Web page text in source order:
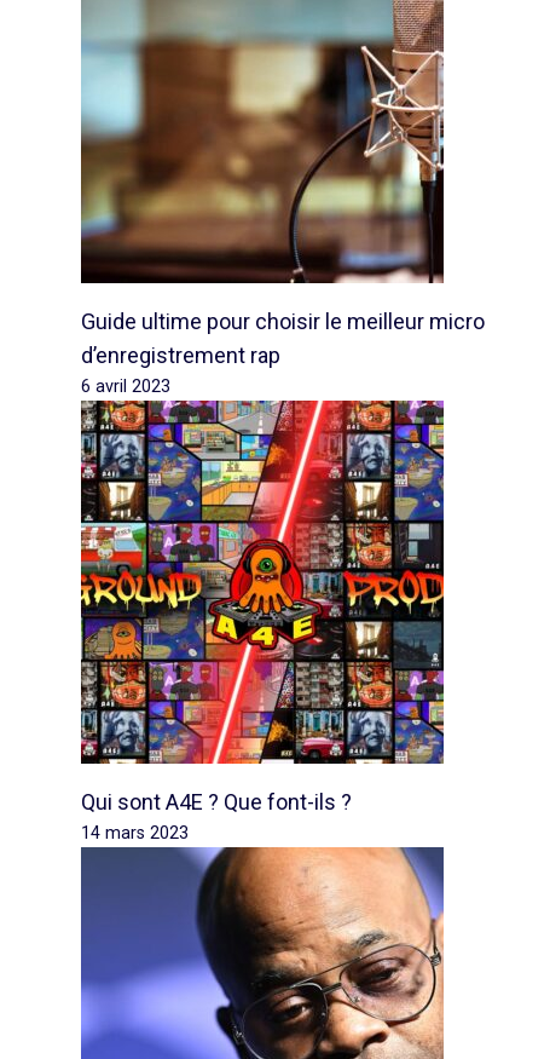
Guide ultime pour choisir le meilleur micro
d’enregistrement rap
6 avril 2023
Qui sont A4E ? Que font-ils ?
14 mars 2023